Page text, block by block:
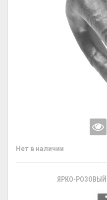
Нет в наличии
ЯРКО-